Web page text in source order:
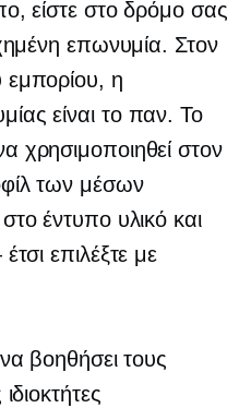
είστε στο δρόμο σας
επωνυμία. Στον
εμπορίου, η
είναι το παν. Το
χρησιμοποιηθεί στον
των μέσων
έντυπο υλικό και
έτσι επιλέξτε με
βοηθήσει τους